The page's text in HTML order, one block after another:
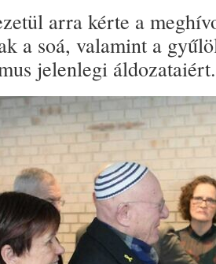
arra kérte a
a soá, valamint a
jelenlegi áldozataiért.